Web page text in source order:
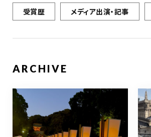
受賞歴 メディア出演・記事
ARCHIVE